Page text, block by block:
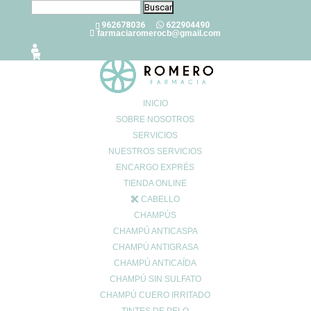
Buscar:
962678036
622904490
farmaciaromerocb@gmail.com
INICIO
SOBRE NOSOTROS
SERVICIOS
NUESTROS SERVICIOS
ENCARGO EXPRÉS
TIENDA ONLINE
CABELLO
CHAMPÚS
CHAMPÚ ANTICASPA
CHAMPÚ ANTIGRASA
CHAMPÚ ANTICAÍDA
CHAMPÚ SIN SULFATO
CHAMPÚ CUERO IRRITADO
Probióticos naturales y probióticos
de farmacia
0 Comentarios
Puede que te estés preguntandoqué son los probióticos
microorganismosque deben llegar vivos al
intestino y en cantidades suficientes como para
conjunto de productos y preparadosque pueden